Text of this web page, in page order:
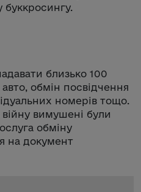
буккросингу.
близько 100
обмін посвідчення
номерів тощо.
вимушені були
обміну
на документ